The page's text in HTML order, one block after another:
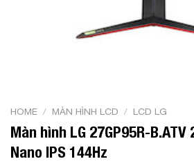
HOME / MÀN HÌNH LCD / LCD LG
Màn hình LG 27GP95R-
Nano IPS 144Hz